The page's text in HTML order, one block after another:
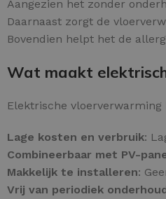
Aangezien het zonder
Daarnaast zorgt de
Bovendien helpt het de
Wat maakt
Elektrische
Lage kosten en verbruik:
Combineerbaar met PV-
Makkelijk te installeren:
Vrij van periodiek